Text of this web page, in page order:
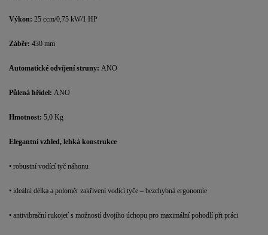
Výkon: 25 ccm/0,75 kW/1 HP
Záběr: 430 mm
Automatické odvíjení struny: ANO
Půlená hřídel: ANO
Hmotnost: 5,0 Kg
Elegantní vzhled, lehká konstrukce
• robustní vodící tyč náhonu
• ideální délka a poloměr zakřivení vodící tyče – bezchybná ergonomie
• antivibrační rukojeť s možností dvojího úchopu pro maximální pohodlí při práci